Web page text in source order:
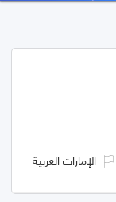
الإمارات العربية